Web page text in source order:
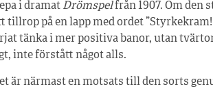
i dramat Drömspelfrån 1907. Om den
tillrop på en lapp med ordet
tänka i mer positiva banor, utan
inte förstått något alls.
är närmast en motsats till den sorts